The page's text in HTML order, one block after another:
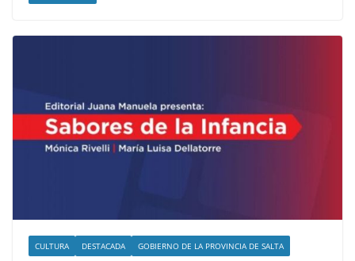
CULTURA DESTACADA GOBIERNO DE LA PROVINCIA DE SALTA